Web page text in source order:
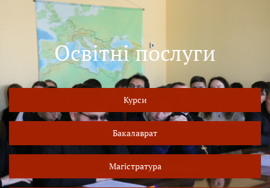
Освітні послуги
Курси
Бакалаврат
Магістратура